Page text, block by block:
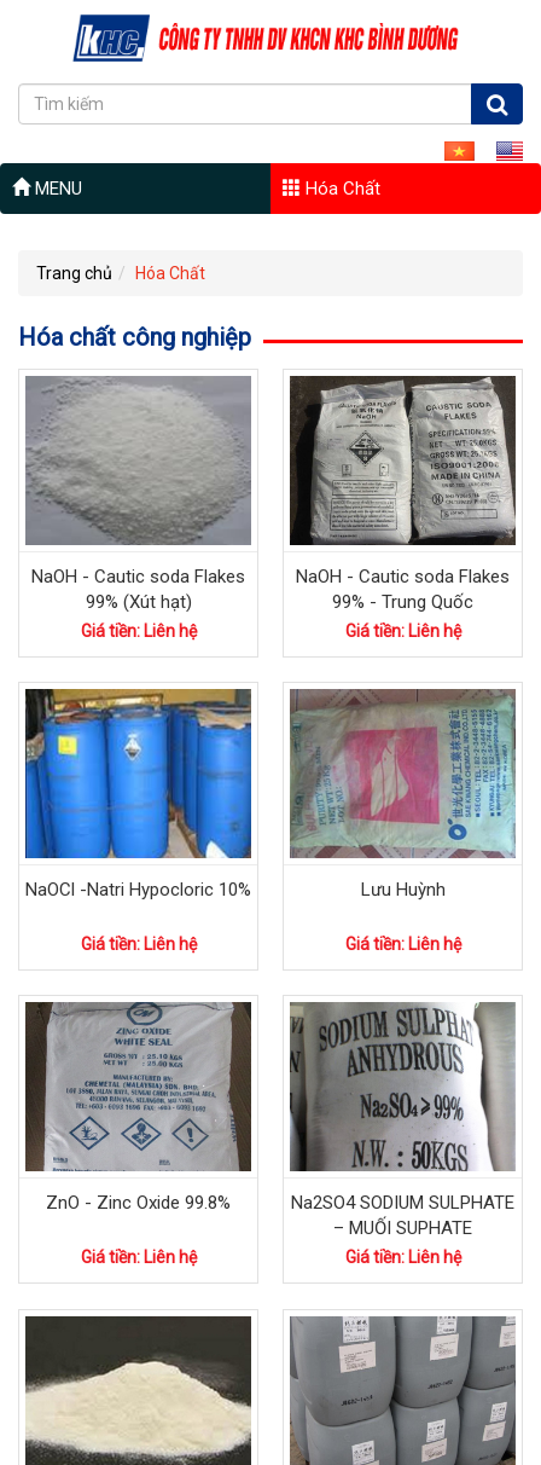
MENU Hóa Chất
Trang chủ Hóa Chất
Hóa chất công nghiệp
NaOH - Cautic soda Flakes
99% (Xút hạt)
Giá tiền: Liên hệ
NaOH - Cautic soda Flakes
99% - Trung Quốc
Giá tiền: Liên hệ
NaOCl -Natri Hypocloric 10%
Giá tiền: Liên hệ
Lưu Huỳnh
Giá tiền: Liên hệ
ZnO - Zinc Oxide 99.8%
Giá tiền: Liên hệ
Na2SO4 SODIUM SULPHATE
– MUỐI SUPHATE
Giá tiền: Liên hệ